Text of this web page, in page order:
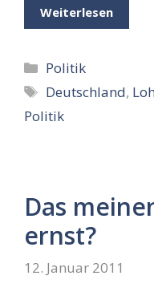
Weiterlesen
Kategorien
Politik
Schlagwörter
Deutschland,
Politik
Das
ernst?
12. Januar 2011